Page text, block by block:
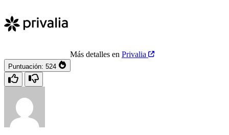
Más detalles en Privalia
Puntuación: 524